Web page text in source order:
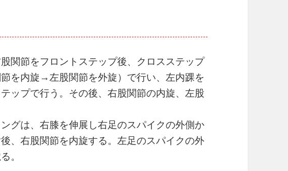
関節をフロントステップ後、クロスステップ
を内旋→左股関節を外旋）で行い、左内踝を
ップで行う。その後、右股関節の内旋、左股
グは、右膝を伸展し右足のスパイクの外側か
、右股関節を内旋する。左足のスパイクの外
。